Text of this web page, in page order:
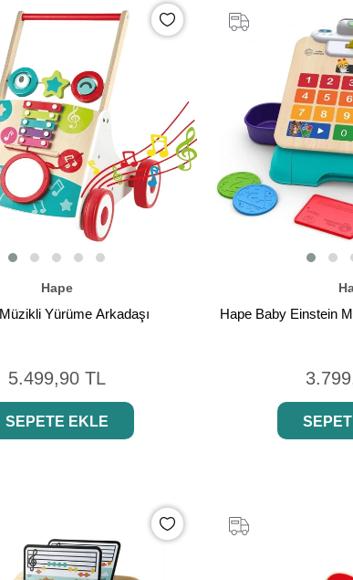
Hape
Yürüme Arkadaşı
5.499,90 TL
SEPETE EKLE
Hape Baby Einstein